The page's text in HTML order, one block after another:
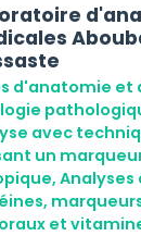
d'anatomie et
avec
un
Analyses
et